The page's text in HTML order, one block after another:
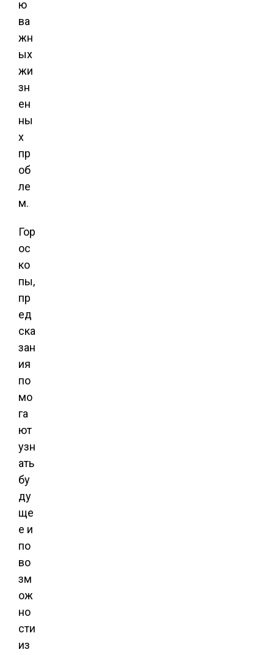
ю
ва
жн
ых
жи
зн
ен
ны
х
пр
об
ле
м.
Гор
ос
ко
пы,
пр
ед
ска
зан
ия
по
мо
га
ют
узн
ать
бу
ду
ще
е и
по
во
зм
ож
но
сти
из